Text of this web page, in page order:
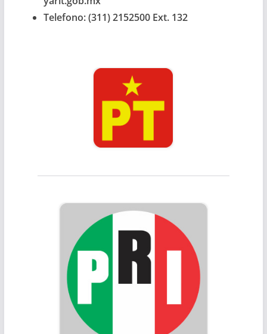
Telefono: (311) 2152500 Ext. 132